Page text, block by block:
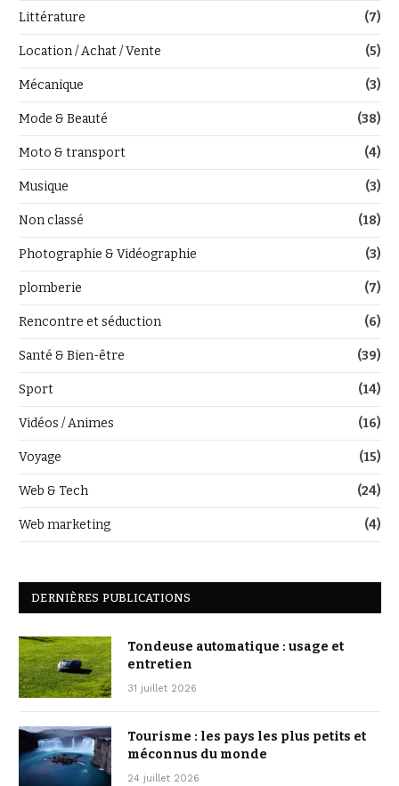
Littérature (7)
Location / Achat / Vente (5)
Mécanique (3)
Mode & Beauté (38)
Moto & transport (4)
Musique (3)
Non classé (18)
Photographie & Vidéographie (3)
plomberie (7)
Rencontre et séduction (6)
Santé & Bien-être (39)
Sport (14)
Vidéos / Animes (16)
Voyage (15)
Web & Tech (24)
Web marketing (4)
DERNIÈRES PUBLICATIONS
Tondeuse automatique : usage et
entretien
31 juillet 2026
Tourisme : les pays les plus petits et
méconnus du monde
24 juillet 2026